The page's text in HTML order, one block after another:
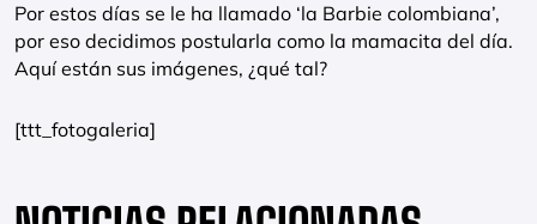
Por estos días se le ha llamado ‘la Barbie colombiana’,
por eso decidimos postularla como la mamacita del día.
Aquí están sus imágenes, ¿qué tal?
[ttt_fotogaleria]